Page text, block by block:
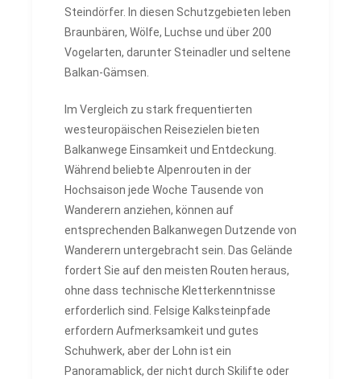
Steindörfer. In diesen Schutzgebieten leben
Braunbären, Wölfe, Luchse und über 200
Vogelarten, darunter Steinadler und seltene
Balkan-Gämsen.
Im Vergleich zu stark frequentierten
westeuropäischen Reisezielen bieten
Balkanwege Einsamkeit und Entdeckung.
Während beliebte Alpenrouten in der
Hochsaison jede Woche Tausende von
Wanderern anziehen, können auf
entsprechenden Balkanwegen Dutzende von
Wanderern untergebracht sein. Das Gelände
fordert Sie auf den meisten Routen heraus,
ohne dass technische Kletterkenntnisse
erforderlich sind. Felsige Kalksteinpfade
erfordern Aufmerksamkeit und gutes
Schuhwerk, aber der Lohn ist ein
Panoramablick, der nicht durch Skilifte oder